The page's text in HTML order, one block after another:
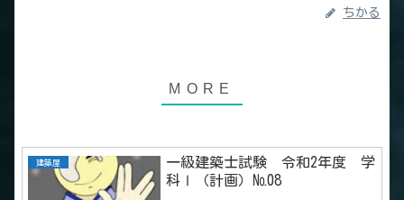
ちかる
建築屋
一級建築士試験 令和2年度 学
科Ⅰ（計画）№08